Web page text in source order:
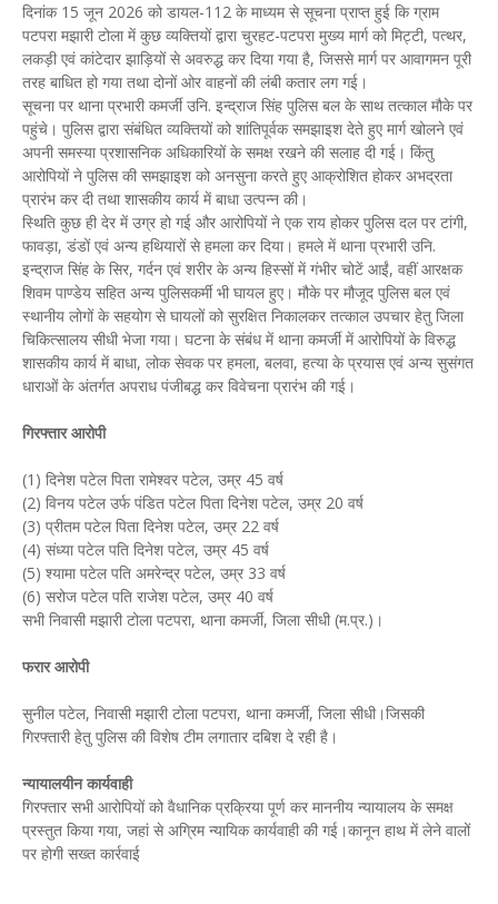
दिनांक 15 जून 2026 को डायल-112 के माध्यम से सूचना प्राप्त हुई कि ग्राम
पटपरा मझारी टोला में कुछ व्यक्तियों द्वारा चुरहट-पटपरा मुख्य मार्ग को मिट्टी, पत्थर,
लकड़ी एवं कांटेदार झाड़ियों से अवरुद्ध कर दिया गया है, जिससे मार्ग पर आवागमन पूरी
तरह बाधित हो गया तथा दोनों ओर वाहनों की लंबी कतार लग गई।
सूचना पर थाना प्रभारी कमर्जी उनि. इन्द्राज सिंह पुलिस बल के साथ तत्काल मौके पर
पहुंचे। पुलिस द्वारा संबंधित व्यक्तियों को शांतिपूर्वक समझाइश देते हुए मार्ग खोलने एवं
अपनी समस्या प्रशासनिक अधिकारियों के समक्ष रखने की सलाह दी गई। किंतु
आरोपियों ने पुलिस की समझाइश को अनसुना करते हुए आक्रोशित होकर अभद्रता
प्रारंभ कर दी तथा शासकीय कार्य में बाधा उत्पन्न की।
स्थिति कुछ ही देर में उग्र हो गई और आरोपियों ने एक राय होकर पुलिस दल पर टांगी,
फावड़ा, डंडों एवं अन्य हथियारों से हमला कर दिया। हमले में थाना प्रभारी उनि.
इन्द्राज सिंह के सिर, गर्दन एवं शरीर के अन्य हिस्सों में गंभीर चोटें आईं, वहीं आरक्षक
शिवम पाण्डेय सहित अन्य पुलिसकर्मी भी घायल हुए। मौके पर मौजूद पुलिस बल एवं
स्थानीय लोगों के सहयोग से घायलों को सुरक्षित निकालकर तत्काल उपचार हेतु जिला
चिकित्सालय सीधी भेजा गया। घटना के संबंध में थाना कमर्जी में आरोपियों के विरुद्ध
शासकीय कार्य में बाधा, लोक सेवक पर हमला, बलवा, हत्या के प्रयास एवं अन्य सुसंगत
धाराओं के अंतर्गत अपराध पंजीबद्ध कर विवेचना प्रारंभ की गई।
गिरफ्तार आरोपी
(1) दिनेश पटेल पिता रामेश्वर पटेल, उम्र 45 वर्ष
(2) विनय पटेल उर्फ पंडित पटेल पिता दिनेश पटेल, उम्र 20 वर्ष
(3) प्रीतम पटेल पिता दिनेश पटेल, उम्र 22 वर्ष
(4) संध्या पटेल पति दिनेश पटेल, उम्र 45 वर्ष
(5) श्यामा पटेल पति अमरेन्द्र पटेल, उम्र 33 वर्ष
(6) सरोज पटेल पति राजेश पटेल, उम्र 40 वर्ष
सभी निवासी मझारी टोला पटपरा, थाना कमर्जी, जिला सीधी (म.प्र.)।
फरार आरोपी
सुनील पटेल, निवासी मझारी टोला पटपरा, थाना कमर्जी, जिला सीधी।जिसकी
गिरफ्तारी हेतु पुलिस की विशेष टीम लगातार दबिश दे रही है।
न्यायालयीन कार्यवाही
गिरफ्तार सभी आरोपियों को वैधानिक प्रक्रिया पूर्ण कर माननीय न्यायालय के समक्ष
प्रस्तुत किया गया, जहां से अग्रिम न्यायिक कार्यवाही की गई।कानून हाथ में लेने वालों
पर होगी सख्त कार्रवाई